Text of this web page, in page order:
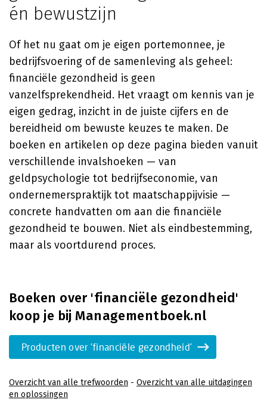
én bewustzijn
Of het nu gaat om je eigen portemonnee, je
bedrijfsvoering of de samenleving als geheel:
financiële gezondheid is geen
vanzelfsprekendheid. Het vraagt om kennis van je
eigen gedrag, inzicht in de juiste cijfers en de
bereidheid om bewuste keuzes te maken. De
boeken en artikelen op deze pagina bieden vanuit
verschillende invalshoeken — van
geldpsychologie tot bedrijfseconomie, van
ondernemerspraktijk tot maatschappijvisie —
concrete handvatten om aan die financiële
gezondheid te bouwen. Niet als eindbestemming,
maar als voortdurend proces.
Boeken over 'financiële gezondheid'
koop je bij Managementboek.nl
Producten over 'financiële gezondheid'
Overzicht van alle trefwoorden - Overzicht van alle uitdagingen
en oplossingen